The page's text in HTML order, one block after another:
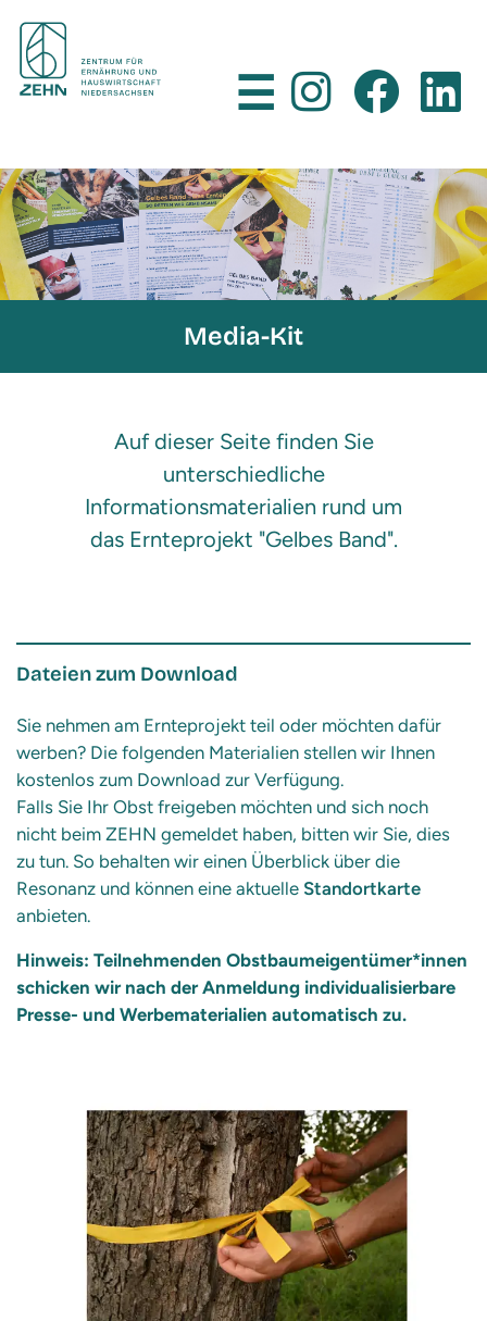
☰
Media-Kit
Auf dieser Seite finden Sie
unterschiedliche
Informationsmaterialien rund um
das Ernteprojekt "Gelbes Band".
Dateien zum Download
Sie nehmen am Ernteprojekt teil oder möchten dafür
werben? Die folgenden Materialien stellen wir Ihnen
kostenlos zum Download zur Verfügung.
Falls Sie Ihr Obst freigeben möchten und sich noch
nicht beim ZEHN gemeldet haben, bitten wir Sie, dies
zu tun. So behalten wir einen Überblick über die
Resonanz und können eine aktuelle Standortkarte
anbieten.
Hinweis: Teilnehmenden Obstbaumeigentümer*innen
schicken wir nach der Anmeldung individualisierbare
Presse- und Werbematerialien automatisch zu.